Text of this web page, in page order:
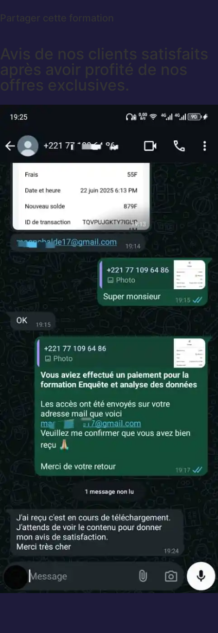
Partager cette formation
Avis de nos clients satisfaits
après avoir profité de nos
offres exclusives.